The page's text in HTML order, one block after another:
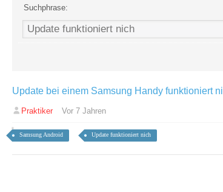
Suchphrase:
Update bei einem Samsung Handy funktioniert
Praktiker Vor 7 Jahren
Samsung Android Update funktioniert nich